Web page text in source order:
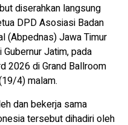
diserahkan langsung
DPD Asosiasi Badan
(Abpednas) Jawa Timur
Jatim, pada
2026 di Grand Ballroom
4) malam.
dan bekerja sama
tersebut dihadiri oleh